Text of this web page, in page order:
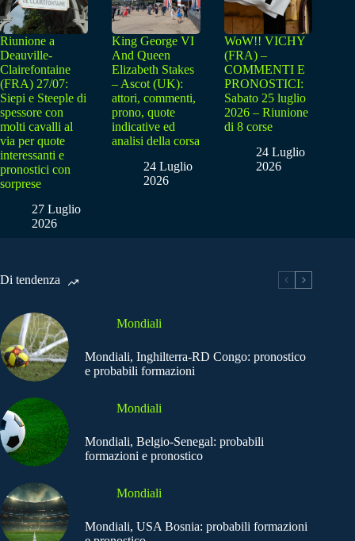
Riunione a
Deauville-
Clairefontaine
(FRA) 27/07:
Siepi e Steeple di
spessore con
molti cavalli al
via per quote
interessanti e
pronostici con
sorprese
27 Luglio
2026
King George VI
And Queen
Elizabeth Stakes
– Ascot (UK):
attori, commenti,
prono, quote
indicative ed
analisi della corsa
24 Luglio
2026
WoW!! VICHY
(FRA) –
COMMENTI E
PRONOSTICI:
Sabato 25 luglio
2026 – Riunione
di 8 corse
24 Luglio
2026
Di tendenza
Mondiali
Mondiali, Inghilterra-RD Congo: pronostico
e probabili formazioni
Mondiali
Mondiali, Belgio-Senegal: probabili
formazioni e pronostico
Mondiali
Mondiali, USA Bosnia: probabili formazioni